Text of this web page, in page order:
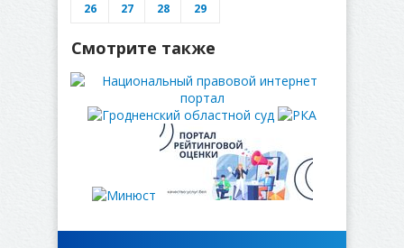
26
27 28 29
Смотрите также